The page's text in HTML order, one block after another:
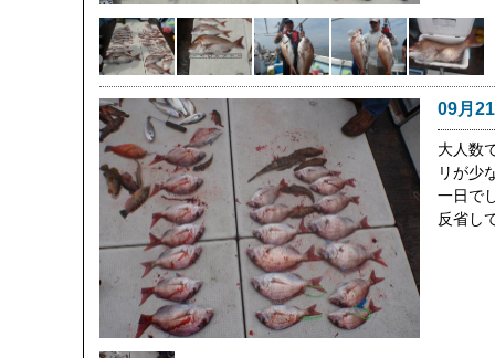
09月
大人数
リが少
一日で
反省し